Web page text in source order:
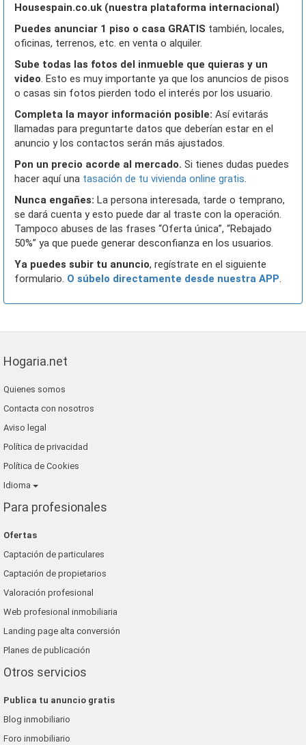
Housespain.co.uk (nuestra plataforma internacional)
Puedes anunciar 1 piso o casa GRATIS también, locales,
oficinas, terrenos, etc. en venta o alquiler.
Sube todas las fotos del inmueble que quieras y un
video. Esto es muy importante ya que los anuncios de pisos
o casas sin fotos pierden todo el interés por los usuario.
Completa la mayor información posible: Así evitarás
llamadas para preguntarte datos que deberían estar en el
anuncio y los contactos serán más ajustados.
Pon un precio acorde al mercado. Si tienes dudas puedes
hacer aquí una tasación de tu vivienda online gratis.
Nunca engañes: La persona interesada, tarde o temprano,
se dará cuenta y esto puede dar al traste con la operación.
Tampoco abuses de las frases “Oferta única”, “Rebajado
50%” ya que puede generar desconfianza en los usuarios.
Ya puedes subir tu anuncio, regístrate en el siguiente
formulario. O súbelo directamente desde nuestra APP.
Hogaria.net
Quienes somos
Contacta con nosotros
Aviso legal
Política de privacidad
Política de Cookies
Idioma
Para profesionales
Ofertas
Captación de particulares
Captación de propietarios
Valoración profesional
Web profesional inmobiliaria
Landing page alta conversión
Planes de publicación
Otros servicios
Publica tu anuncio gratis
Blog inmobiliario
Foro inmobiliario